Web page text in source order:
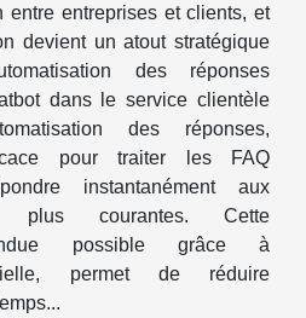
entre entreprises et clients, et
devient un atout stratégique
des réponses
dans le service clientèle
des réponses,
pour traiter les FAQ
instantanément aux
plus courantes. Cette
possible grâce à
permet de réduire